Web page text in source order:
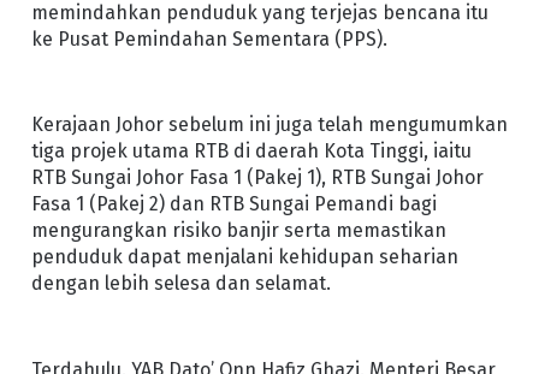
memindahkan penduduk yang terjejas bencana itu
ke Pusat Pemindahan Sementara (PPS).
Kerajaan Johor sebelum ini juga telah mengumumkan
tiga projek utama RTB di daerah Kota Tinggi, iaitu
RTB Sungai Johor Fasa 1 (Pakej 1), RTB Sungai Johor
Fasa 1 (Pakej 2) dan RTB Sungai Pemandi bagi
mengurangkan risiko banjir serta memastikan
penduduk dapat menjalani kehidupan seharian
dengan lebih selesa dan selamat.
Terdahulu, YAB Dato’ Onn Hafiz Ghazi, Menteri Besar